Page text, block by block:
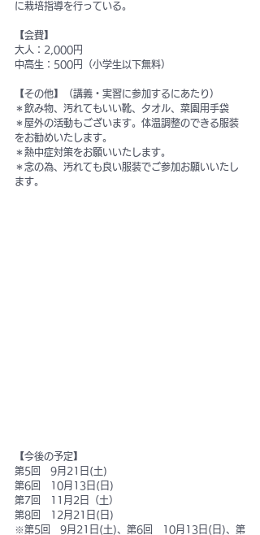
に栽培指導を行っている。
【会費】
大人：2,000円
中高生：500円（小学生以下無料）
【その他】（講義・実習に参加するにあたり）
＊飲み物、汚れてもいい靴、タオル、菜園用手袋
＊屋外の活動もございます。体温調整のできる服装
をお勧めいたします。
＊熱中症対策をお願いいたします。
＊念の為、汚れても良い服装でご参加お願いいたし
ます。
【今後の予定】
第5回　9月21日(土)
第6回　10月13日(日)
第7回　11月2日（土）
第8回　12月21日(日)
※第5回　9月21日(土)、第6回　10月13日(日)、第